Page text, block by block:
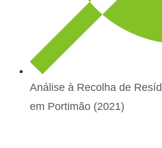
Análise à Recolha de
em Portimão (2021)